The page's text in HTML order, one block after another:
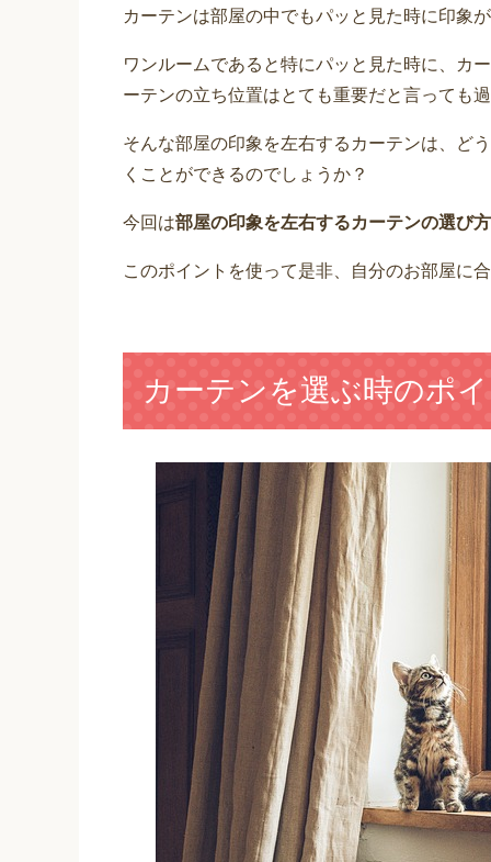
カーテンは部屋の中でもパッと見た時に印象
ワンルームであると特にパッと見た時に、カ
ーテンの立ち位置はとても重要だと言っても
そんな部屋の印象を左右するカーテンは、ど
くことができるのでしょうか？
今回は部屋の印象を左右するカーテンの選び
このポイントを使って是非、自分のお部屋に
カーテンを選ぶ時のポ